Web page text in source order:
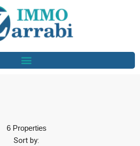
6 Properties
Sort by: